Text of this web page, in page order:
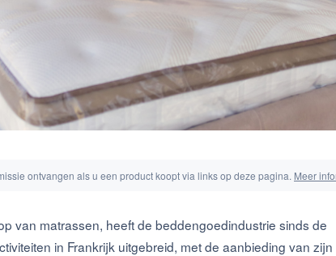
ontvangen als u een product koopt via links op deze pagina. Meer
van matrassen, heeft de beddengoedindustrie sinds de
in Frankrijk uitgebreid, met de aanbieding van zijn